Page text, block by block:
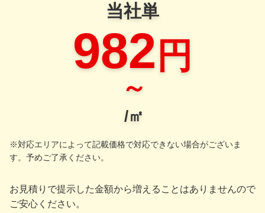
当社単
982 円
～
/㎡
※対応エリアによって記載価格で対応できない場合がございま
す。予めご了承ください。
お見積りで提示した金額から増えることはありませんので
ご安心ください。